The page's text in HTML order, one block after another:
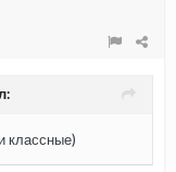
классные)